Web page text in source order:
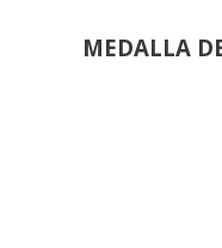
MEDALLA